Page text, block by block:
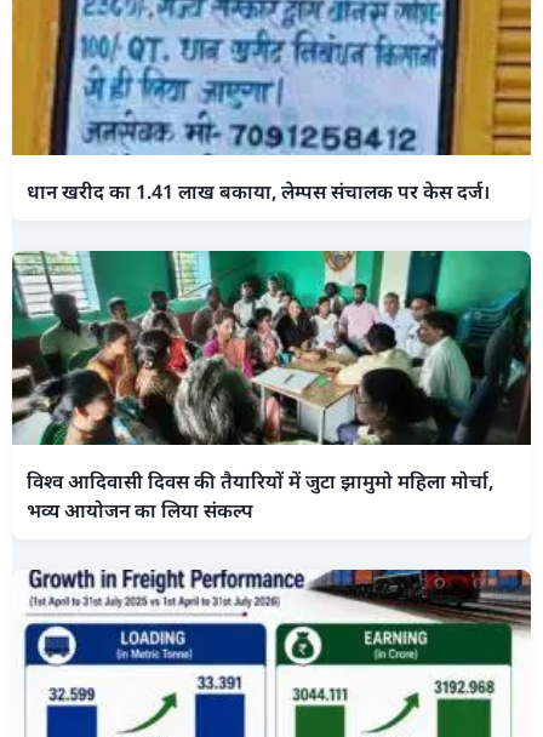
धान खरीद का 1.41 लाख बकाया, लेम्पस संचालक पर केस दर्ज।
विश्व आदिवासी दिवस की तैयारियों में जुटा झामुमो महिला मोर्चा,
भव्य आयोजन का लिया संकल्प